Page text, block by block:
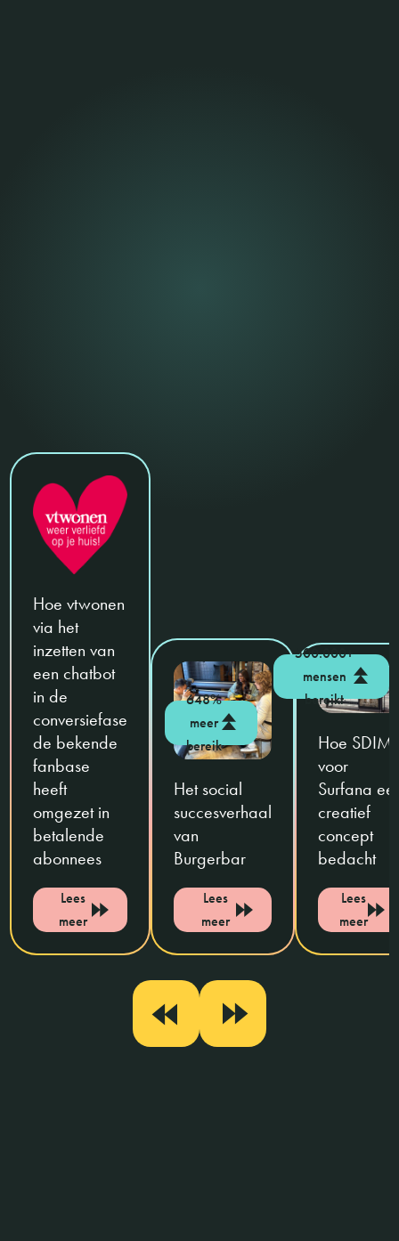
Hoe vtwonen
via het
inzetten van
een chatbot
in de
conversiefase
de bekende
fanbase
heeft
omgezet in
betalende
abonnees
Lees
meer
648%
meer
bereik
Het social
succesverhaal
van
Burgerbar
Lees
meer
500.000+
mensen
bereikt
Hoe SDIM
voor
Surfana
creatief
concept
bedacht
Lees
meer